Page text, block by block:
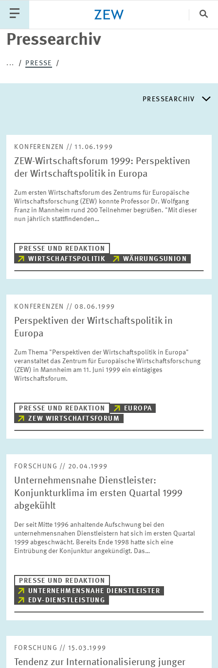
Pressearchiv
... PRESSE
PRESSEARCHIV
PRESSEVERTEILER
EXPERTENLISTE
ZEW IN DEN MEDIEN
JAHRESBERICHT
KONFERENZEN // 11.06.1999
ZEW-Wirtschaftsforum 1999: Perspektiven
der Wirtschaftspolitik in Europa
Zum ersten Wirtschaftsforum des Zentrums für Europäische
Wirtschaftsforschung (ZEW) konnte Professor Dr. Wolfgang
Franz in Mannheim rund 200 Teilnehmer begrüßen. "Mit dieser
nun jährlich stattfindenden…
PRESSE UND REDAKTION
WIRTSCHAFTSPOLITIK
WÄHRUNGSUNION
KONFERENZEN // 08.06.1999
Perspektiven der Wirtschaftspolitik in
Europa
Zum Thema "Perspektiven der Wirtschaftspolitik in Europa"
veranstaltet das Zentrum für Europäische Wirtschaftsforschung
(ZEW) in Mannheim am 11. Juni 1999 ein eintägiges
Wirtschaftsforum.
PRESSE UND REDAKTION
EUROPA
ZEW WIRTSCHAFTSFORUM
FORSCHUNG // 20.04.1999
Unternehmensnahe Dienstleister:
Konjunkturklima im ersten Quartal 1999
abgekühlt
Der seit Mitte 1996 anhaltende Aufschwung bei den
unternehmensnahen Dienstleistern hat sich im ersten Quartal
1999 abgeschwächt. Bereits Ende 1998 hatte sich eine
Eintrübung der Konjunktur angekündigt. Das…
PRESSE UND REDAKTION
UNTERNEHMENSNAHE DIENSTLEISTER
EDV-DIENSTLEISTUNG
FORSCHUNG // 15.03.1999
Tendenz zur Internationalisierung junger